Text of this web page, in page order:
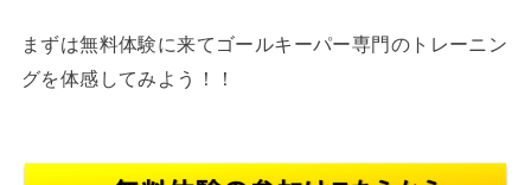
まずは無料体験に来てゴールキーパー専門のトレーニン
グを体感してみよう！！